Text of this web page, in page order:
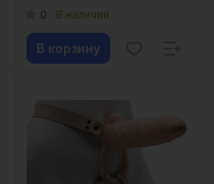
стимулятором
0 В наличии
В корзину